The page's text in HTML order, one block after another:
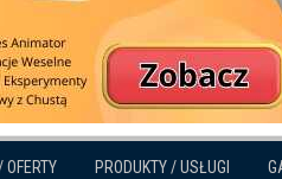
OFERTY PRODUKTY / USŁUGI